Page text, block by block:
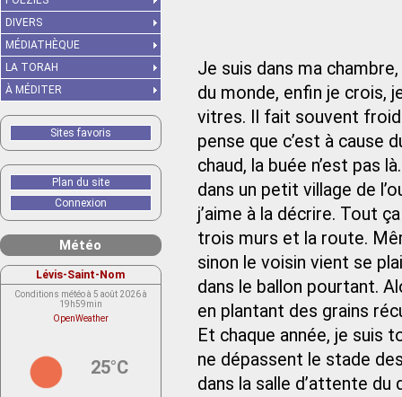
Je suis dans ma
du monde, enfin je crois,
vitres. Il fait souvent froid
pense que c’est à cause
chaud, la buée n’est pas
dans un petit village de
j’aime à la décrire. Tout
trois murs et la route.
sinon le voisin vient se
dans le ballon pourtant.
en plantant des grains
Et chaque année, je suis
ne dépassent le stade
dans la salle d’attente du
DIVERS
MÉDIATHÈQUE
LA TORAH
À MÉDITER
Sites favoris
Plan du site
Connexion
Météo
Lévis-Saint-Nom
Conditions météo à 5 août 2026 à
19h59min
OpenWeather
25°C